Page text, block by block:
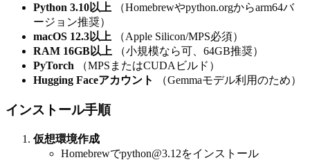
Python 3.10以上 （Homebrewやpython.orgからarm64バ
ージョン推奨）
macOS 12.3以上 （Apple Silicon/MPS必須）
RAM 16GB以上 （小規模なら可、64GB推奨）
PyTorch （MPSまたはCUDAビルド）
Hugging Faceアカウント
（Gemmaモデル利用のため）
インストール手順
仮想環境作成
Homebrewでpython@3.12をインストール